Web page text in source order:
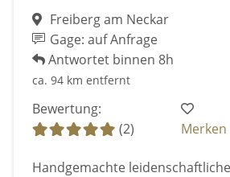
Freiberg am Neckar
Gage: auf Anfrage
Antwortet binnen 8h
ca. 94 km entfernt
Bewertung:
(2)
Merken
Handgemachte